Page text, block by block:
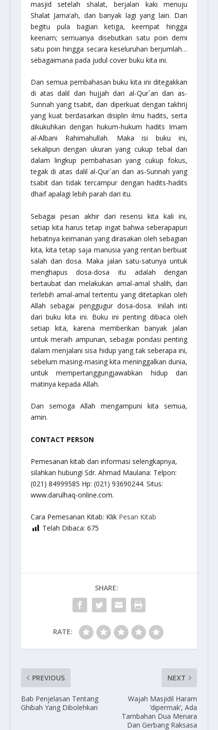
masjid setelah shalat, berjalan kaki menuju
Shalat Jama’ah, dan banyak lagi yang lain. Dan
begitu pula bagian ketiga, keempat hingga
keenam; semuanya disebutkan satu poin demi
satu poin hingga secara keseluruhan berjumlah…
sebagaimana pada judul cover buku kita ini.
Dan semua pembahasan buku kita ini ditegakkan
di atas dalil dan hujjah dari al-Qur`an dan as-
Sunnah yangtsabit, dan diperkuat dengantakhrij
yang kuat berdasarkan disiplin ilmu hadits, serta
dikukuhkan dengan hukum-hukum hadits Imam
al-Albani Rahimahullah. Maka isi buku ini,
sekalipun dengan ukuran yang cukup tebal dan
dalam lingkup pembahasan yang cukup fokus,
tegak di atas dalil al-Qur`an dan as-Sunnah yang
tsabitdan tidak tercampur dengan hadits-hadits
dhaif apalagi lebih parah dari itu.
Sebagai pesan akhir dari resensi kita kali ini,
setiap kita harus tetap ingat bahwa seberapapun
hebatnya keimanan yang dirasakan oleh sebagian
kita, kita tetap saja manusia yang rentan berbuat
salah dan dosa. Maka jalan satu-satunya untuk
menghapus dosa-dosa itu adalah dengan
bertaubat dan melakukan amal-amal shalih, dan
terlebih amal-amal tertentu yang ditetapkan oleh
Allah sebagai penggugur dosa-dosa. Inilah inti
dari buku kita ini. Buku ini penting dibaca oleh
setiap kita, karena memberikan banyak jalan
untuk meraih ampunan, sebagai pondasi penting
dalam menjalani sisa hidup yang tak seberapa ini,
sebelum masing-masing kita meninggalkan dunia,
untuk mempertanggungjawabkan hidup dan
matinya kepada Allah.
Dan semoga Allah mengampuni kita semua,
amin.
CONTACT PERSON
Pemesanan kitab dan informasi selengkapnya,
silahkan hubungi Sdr. Ahmad Maulana: Telpon:
(021) 84999585 Hp: (021) 93690244. Situs:
www.darulhaq-online.com.
Cara Pemesanan Kitab: Klik Pesan Kitab
Telah Dibaca: 675
SHARE:
RATE:
PREVIOUS
Bab Penjelasan Tentang
Ghibah Yang Dibolehkan
NEXT
Wajah Masjidil Haram
‘dipermak’, Ada
Tambahan Dua Menara
Dan Gerbang Raksasa